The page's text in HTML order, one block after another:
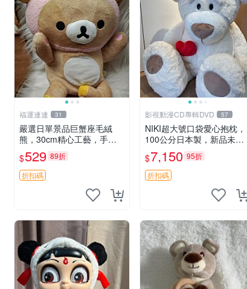
福運連連 31
嚴選日單景品巨蟹座毛絨
熊，30cm精心工藝，手感
軟糯推薦收藏送人 巨蟹座
毛絨玩具 精緻做工
$529 89折
折扣碼
影視動漫CD專輯DVD 57
NIKI超大號口袋愛心抱枕，
100公分日本製，新品未拆
封 胖嘟嘟收藏推薦 愛心抱
枕 日本 抱枕
$7,150 95折
折扣碼